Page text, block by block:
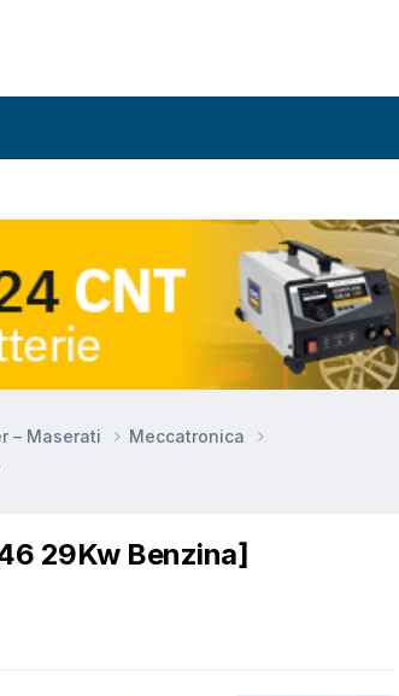
– Maserati
Meccatronica
29Kw Benzina]